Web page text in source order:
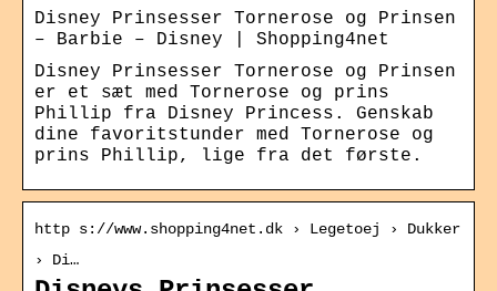
Disney Prinsesser Tornerose og Prinsen
– Barbie – Disney | Shopping4net
Disney Prinsesser Tornerose og Prinsen
er et sæt med Tornerose og prins
Phillip fra Disney Princess. Genskab
dine favoritstunder med Tornerose og
prins Phillip, lige fra det første.
http s://www.shopping4net.dk › Legetoej › Dukker
› Di…